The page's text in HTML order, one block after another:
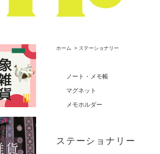
ホーム > ステーショナリー
ノート・メモ帳
マグネット
メモホルダー
ステーショナリー